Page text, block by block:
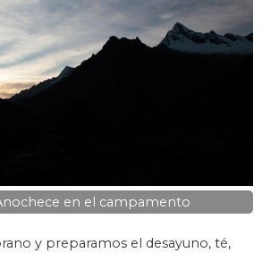
en el campamento
y preparamos el desayuno, té,